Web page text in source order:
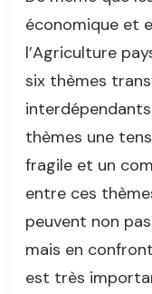
économique et
l’Agriculture
six thèmes
thèmes une
fragile et un
entre ces
peuvent non
mais en
est très